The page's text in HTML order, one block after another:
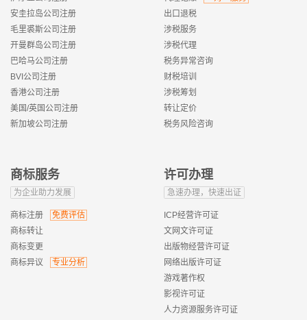
安圭拉岛公司注册
毛里裘斯公司注册
开曼群岛公司注册
巴哈马公司注册
BVI公司注册
香港公司注册
美国/英国公司注册
新加坡公司注册
出口退税
涉税服务
涉税代理
税务异常咨询
财税培训
涉税筹划
转让定价
税务风险咨询
商标服务
为企业助力发展
商标注册
免费评估
商标转让
商标变更
商标异议
专业分析
许可办理
急速办理，快速出证
ICP经营许可证
文网文许可证
出版物经营许可证
网络出版许可证
游戏著作权
影视许可证
人力资源服务许可证